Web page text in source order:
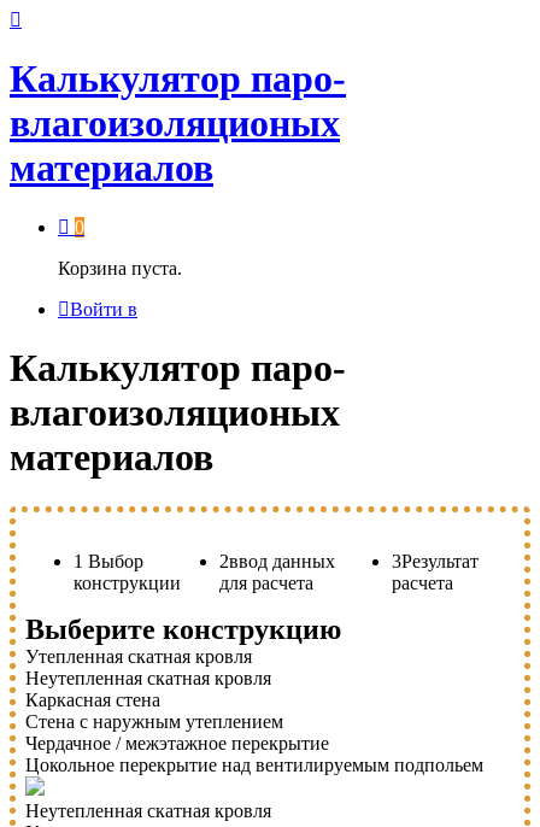
Калькулятор паро-
влагоизоляционых
материалов
0
Корзина пуста.
Войти в
Калькулятор паро-
влагоизоляционых
материалов